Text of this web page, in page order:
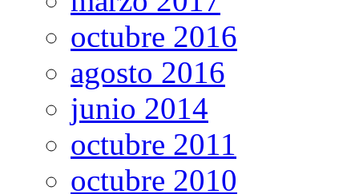
octubre 2016
agosto 2016
junio 2014
octubre 2011
octubre 2010